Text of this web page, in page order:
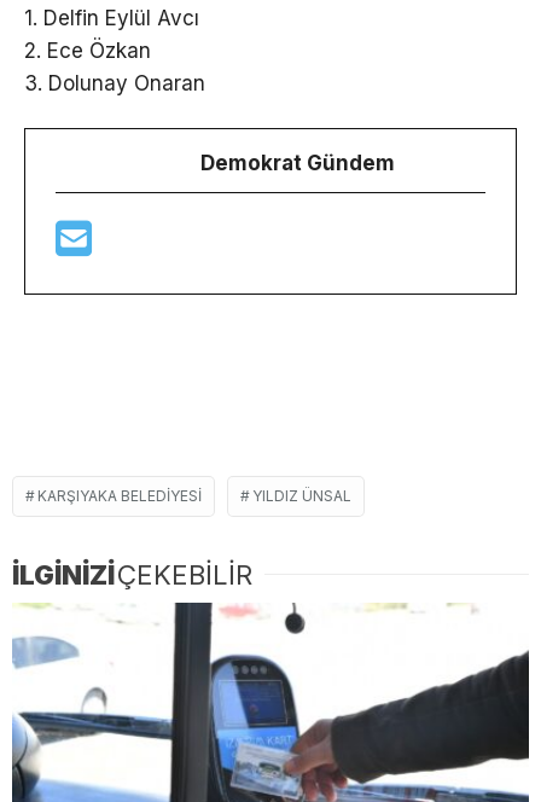
1. Delfin Eylül Avcı
2. Ece Özkan
3. Dolunay Onaran
Demokrat Gündem
KARŞIYAKA BELEDIYESI YILDIZ ÜNSAL
İLGİNİZİÇEKEBİLİR